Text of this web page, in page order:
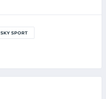
SKY SPORT